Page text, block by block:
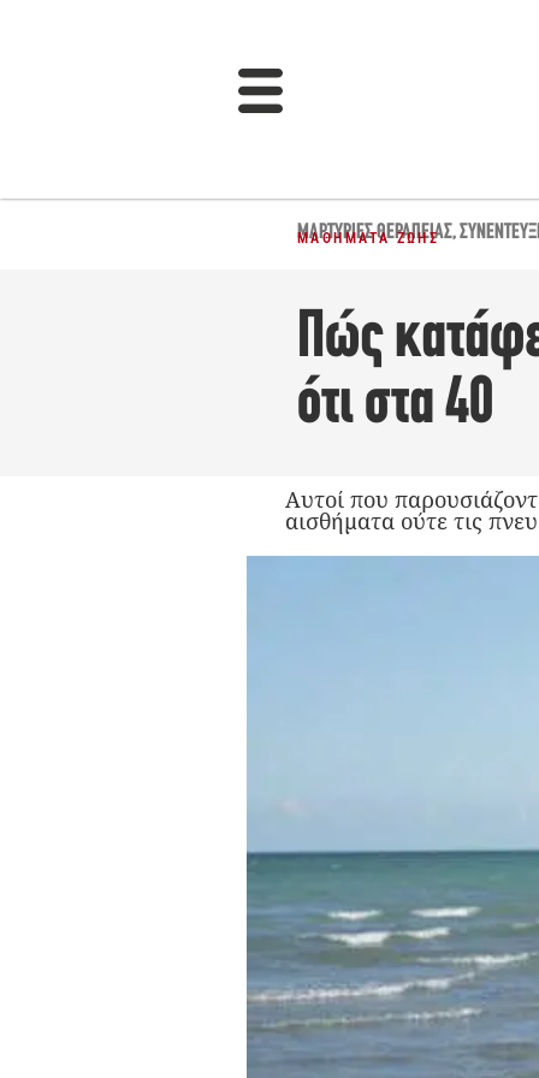
ΜΑΡΤΥΡΊΕΣ ΘΕΡΑΠΕΊΑΣ,
ΜΑΘΉΜΑΤΑ ΖΩΉΣ
Πώς
ότι στα 40
Αυτοί που
αισθήματα ούτε τις